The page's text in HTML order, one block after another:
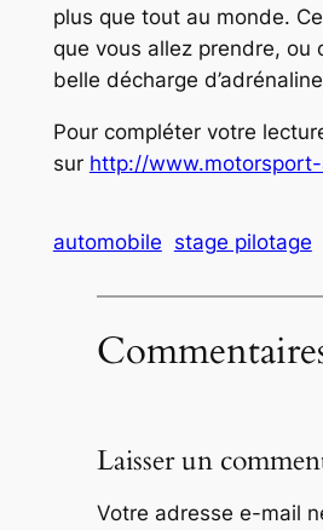
plus que tout au monde.
que vous allez prendre, ou
belle décharge
Pour compléter votre
sur http://
automobile stage pilotage
Laisser un
Votre adresse e-mail